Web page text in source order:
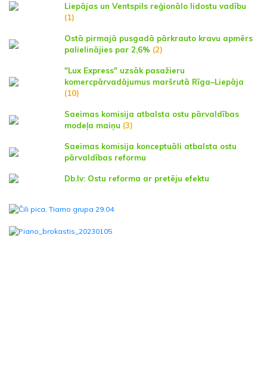
Liepājas un Ventspils reģionālo lidostu vadību
(1)
Ostā pirmajā pusgadā pārkrauto kravu apmērs
palielinājies par 2,6% (2)
"Lux Express" uzsāk pasažieru
komercpārvadājumus maršrutā Rīga–Liepāja
(10)
Saeimas komisija atbalsta ostu pārvaldības
modeļa maiņu (3)
Saeimas komisija konceptuāli atbalsta ostu
pārvaldības reformu
Db.lv: Ostu reforma ar pretēju efektu